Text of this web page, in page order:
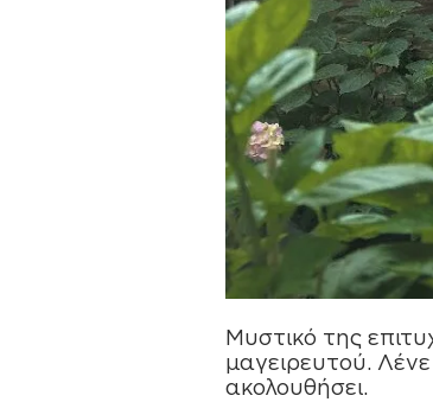
Μυστικό της
µαγειρευτού.
ακολουθήσει.